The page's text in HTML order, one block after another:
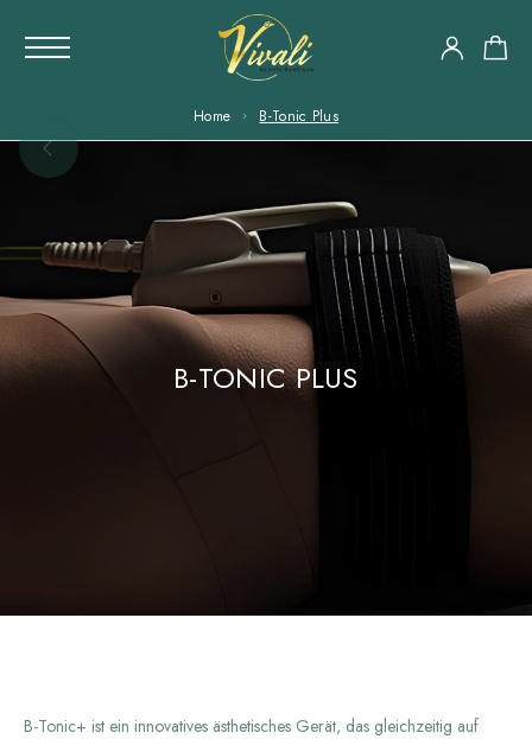
Home B-Tonic Plus
B-TONIC PLUS
B-Tonic+ ist ein innovatives ästhetisches Gerät, das gleichzeitig auf